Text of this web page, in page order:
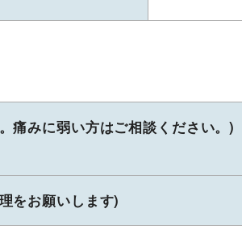
みに弱い方はご相談ください。)
をお願いします)